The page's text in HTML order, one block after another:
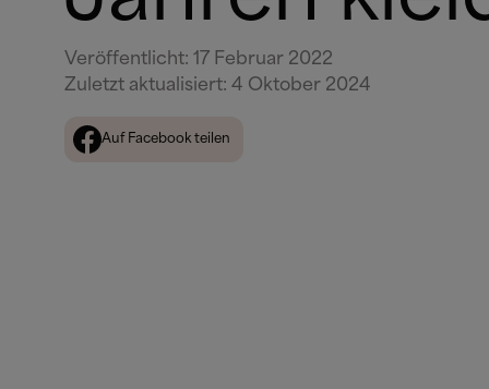
Veröffentlicht: 17 Februar 2022
Zuletzt aktualisiert: 4 Oktober 2024
Auf Facebook teilen